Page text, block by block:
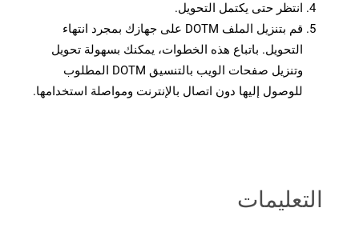
انتظر حتى يكتمل التحويل.
قم بتنزيل الملف DOTM على جهازك بمجرد انتهاء
التحويل. باتباع هذه الخطوات، يمكنك بسهولة تحويل
وتنزيل صفحات الويب بالتنسيق DOTM المطلوب
للوصول إليها دون اتصال بالإنترنت ومواصلة استخدامها.
التعليمات